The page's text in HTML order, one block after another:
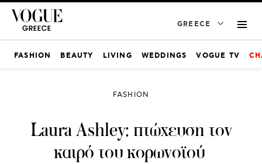
GREECE
FASHION BEAUTY LIVING WEDDINGS VOGUE TV
FASHION
Laura Ashley: πτώχευση τον
καιρό του κορωνοϊού